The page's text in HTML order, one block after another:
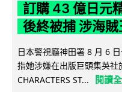
訂購 43 億日元
後終被捕 涉海
日本警視廳神田署 8 月 6
指她涉嫌在出版巨頭集英社
CHARACTERS ST...
閱讀